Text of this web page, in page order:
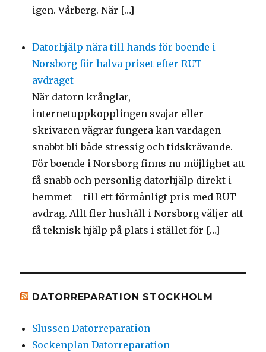
igen. Vårberg. När […]
Datorhjälp nära till hands för boende i
Norsborg för halva priset efter RUT
avdraget
När datorn krånglar,
internetuppkopplingen svajar eller
skrivaren vägrar fungera kan vardagen
snabbt bli både stressig och tidskrävande.
För boende i Norsborg finns nu möjlighet att
få snabb och personlig datorhjälp direkt i
hemmet – till ett förmånligt pris med RUT-
avdrag. Allt fler hushåll i Norsborg väljer att
få teknisk hjälp på plats i stället för […]
DATORREPARATION STOCKHOLM
Slussen Datorreparation
Sockenplan Datorreparation